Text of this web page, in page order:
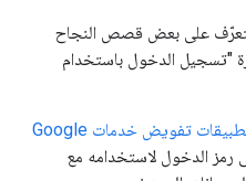
على بعض قصص النجاح
"تسجيل الدخول باستخدام
واجهة برمجة تطبيقات تفويض خدمات Google
رمز الدخول لاستخدامه مع